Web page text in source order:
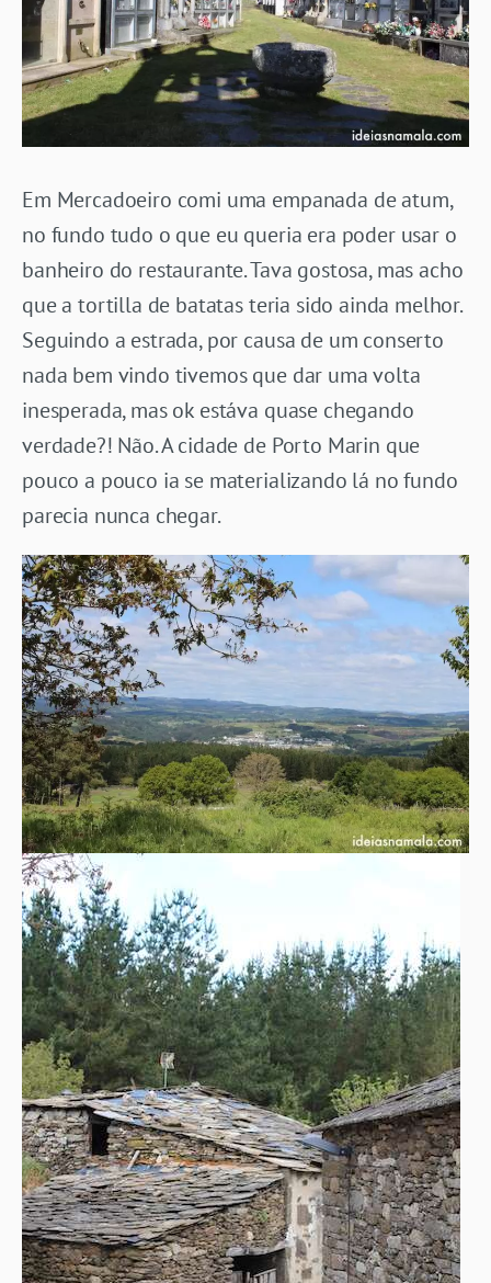
Em Mercadoeiro comi uma empanada de atum,
no fundo tudo o que eu queria era poder usar o
banheiro do restaurante. Tava gostosa, mas acho
que a tortilla de batatas teria sido ainda melhor.
Seguindo a estrada, por causa de um conserto
nada bem vindo tivemos que dar uma volta
inesperada, mas ok estáva quase chegando
verdade?! Não. A cidade de Porto Marin que
pouco a pouco ia se materializando lá no fundo
parecia nunca chegar.